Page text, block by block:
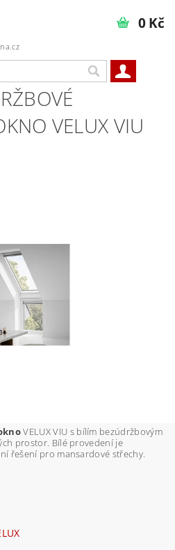
0 Kč
VELUX VIU
VELUX VIU s bílím bezúdržbovým
prostor. Bílé provedení je
řešení pro mansardové střechy.